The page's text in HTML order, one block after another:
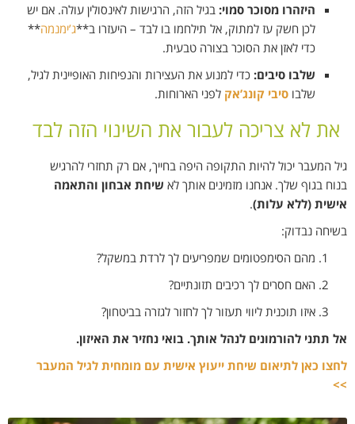
היזהרו מסוכר סמוי: בגיל הזה, הרגישות לאינסולין עולה. אם יש
לכן חשק עז למתוק, אל תילחמו בו לבד – היעזרו ב**ג’ימנמה**
כדי לאזן את הסוכר בצורה טבעית.
שלבו סיבים: כדי למנוע את העצירות והנפיחות האופיינית לגיל,
שלבו סיבי קונג’אק לפני הארוחות.
את לא צריכה לעבור את השינוי הזה לבד
גיל המעבר יכול להיות התקופה היפה בחייך, אם רק תחזרי להרגיש
בנוח בגוף שלך. אנחנו מזמינים אותך לא שיחת אבחון והתאמה
אישית (ללא עלות).
בשיחה נבדוק:
מהם הסימפטומים שמפריעים לך לרדת במשקל?
האם חסרים לך רכיבים תזונתיים?
איזו תוכנית ליווי תעזור לך לחזור לגזרה בביטחון?
אל תתני להורמונים לנהל אותך. בואי נחזיר את האיזון.
לחצו כאן לתיאום שיחת ייעוץ אישית עם מומחית לגיל המעבר
>>